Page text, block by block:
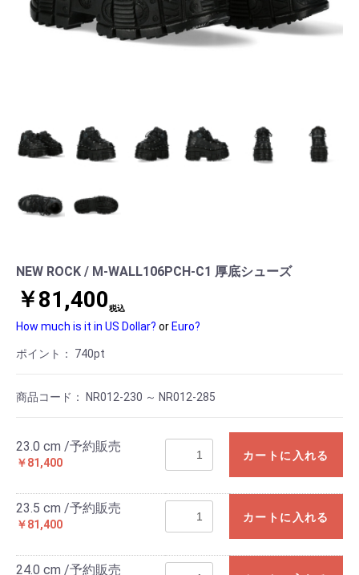
NEW ROCK / M-WALL106PCH-C1 厚底シューズ
￥81,400税込
How much is it in US Dollar? or Euro?
ポイント： 740pt
商品コード： NR012-230 ～ NR012-285
23.0 cm /予約販売
￥81,400
カートに入れる
23.5 cm /予約販売
￥81,400
カートに入れる
24.0 cm /予約販売